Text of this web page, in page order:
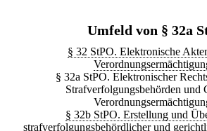
Umfeld von § 32a
§ 32 StPO. Elektronische
§ 32a StPO. Elektronischer
Strafverfolgungsbehörden und
§ 32b StPO. Erstellung und
strafverfolgungsbehördlicher und